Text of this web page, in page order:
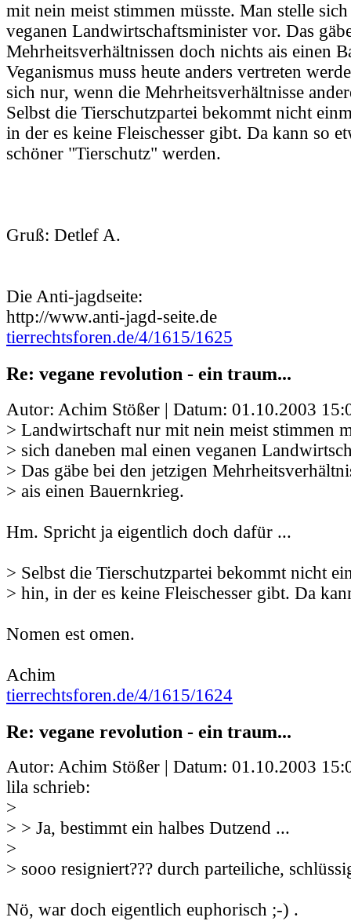
mit nein meist stimmen müsste. Man stelle
veganen Landwirtschaftsminister vor. Das
Mehrheitsverhältnissen doch nichts ais einen
Veganismus muss heute anders vertreten
sich nur, wenn die Mehrheitsverhältnisse
Selbst die Tierschutzpartei bekommt nicht
in der es keine Fleischesser gibt. Da kann so
schöner "Tierschutz" werden.
Gruß: Detlef A.
Die Anti-jagdseite:
http://www.anti-jagd-seite.de
tierrechtsforen.de/4/1615/1625
Re: vegane revolution - ein traum...
Autor: Achim Stößer | Datum: 01.10.2003
> Landwirtschaft nur mit nein meist stimmen
> sich daneben mal einen veganen
> Das gäbe bei den jetzigen
> ais einen Bauernkrieg.
Hm. Spricht ja eigentlich doch dafür ...
> Selbst die Tierschutzpartei bekommt nicht
> hin, in der es keine Fleischesser gibt. Da
Nomen est omen.
Achim
tierrechtsforen.de/4/1615/1624
Re: vegane revolution - ein traum...
Autor: Achim Stößer | Datum: 01.10.2003
lila schrieb:
>
> > Ja, bestimmt ein halbes Dutzend ...
>
> sooo resigniert??? durch parteiliche,
Nö, war doch eigentlich euphorisch ;-) .